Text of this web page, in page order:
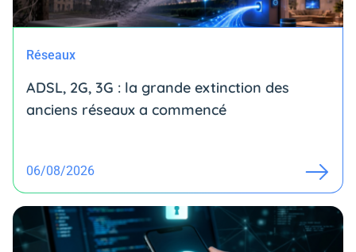
Réseaux
ADSL, 2G, 3G : la grande extinction des
anciens réseaux a commencé
06/08/2026